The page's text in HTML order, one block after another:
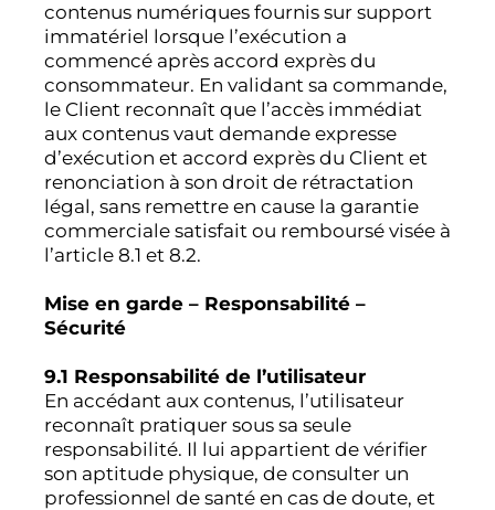
contenus numériques fournis sur support
immatériel lorsque l’exécution a
commencé après accord exprès du
consommateur. En validant sa commande,
le Client reconnaît que l’accès immédiat
aux contenus vaut demande expresse
d’exécution et accord exprès du Client et
renonciation à son droit de rétractation
légal, sans remettre en cause la garantie
commerciale satisfait ou remboursé visée à
l’article 8.1 et 8.2.
Mise en garde – Responsabilité –
Sécurité
9.1 Responsabilité de l’utilisateur
En accédant aux contenus, l’utilisateur
reconnaît pratiquer sous sa seule
responsabilité. Il lui appartient de vérifier
son aptitude physique, de consulter un
professionnel de santé en cas de doute, et